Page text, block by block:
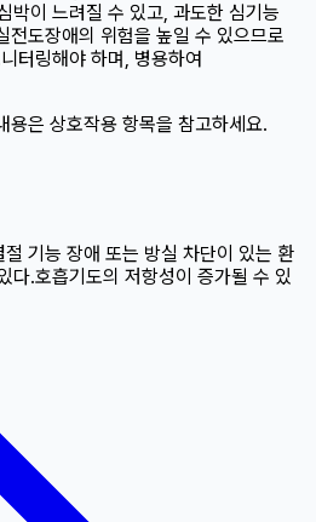
박이 느려질 수 있고, 과도한 심기능
전도장애의 위험을 높일 수 있으므로
터링해야 하며, 병용하여
용은 상호작용 항목을 참고하세요.
절 기능 장애 또는 방실 차단이 있는 환
다.호흡기도의 저항성이 증가될 수 있